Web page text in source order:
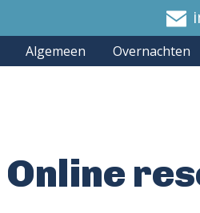
Algemeen Overnachten
Online